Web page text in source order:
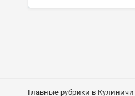
Главные рубрики в Кулиничи